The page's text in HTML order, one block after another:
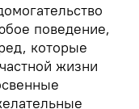
поведение,
которые
жизни